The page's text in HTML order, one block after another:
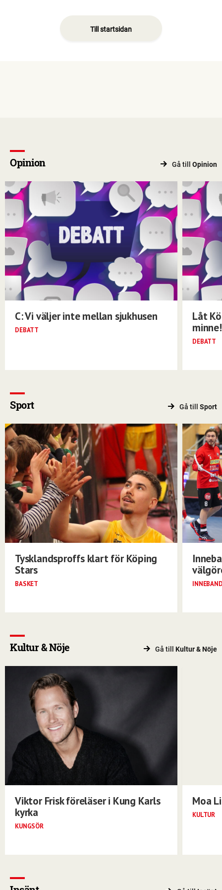
Till startsidan
Opinion Gå till Opinion
C: Vi väljer inte mellan sjukhusen
DEBATT
Låt
minne!
DEBATT
Sport Gå till Sport
Tysklandsproffs klart för Köping
Stars
BASKET
Kultur & Nöje Gå till Kultur & Nöje
Viktor Frisk föreläser i Kung Karls
kyrka
KUNGSÖR
Moa
KULTUR